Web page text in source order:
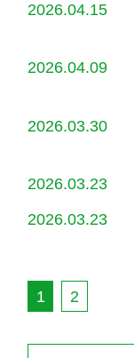
2026.04.15
2026.04.09
2026.03.30
2026.03.23
2026.03.23
1 2